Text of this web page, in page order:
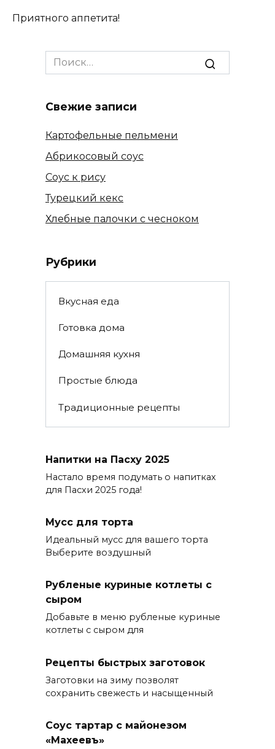
Приятного аппетита!
Search
for:
Свежие записи
Картофельные пельмени
Абрикосовый соус
Соус к рису
Турецкий кекс
Хлебные палочки с чесноком
Рубрики
Вкусная еда
Готовка дома
Домашняя кухня
Простые блюда
Традиционные рецепты
Напитки на Пасху 2025
Настало время подумать о напитках
для Пасхи 2025 года!
Мусс для торта
Идеальный мусс для вашего торта
Выберите воздушный
Рубленые куриные котлеты с
сыром
Добавьте в меню рубленые куриные
котлеты с сыром для
Рецепты быстрых заготовок
Заготовки на зиму позволят
сохранить свежесть и насыщенный
Соус тартар с майонезом
«Махеевъ»